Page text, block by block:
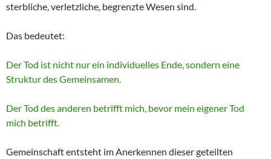
sterbliche, verletzliche, begrenzte Wesen sind.
Das bedeutet:
Der Tod ist nicht nur ein individuelles Ende, sondern eine
Struktur des Gemeinsamen.
Der Tod des anderen betrifft mich, bevor mein eigener Tod
mich betrifft.
Gemeinschaft entsteht im Anerkennen dieser geteilten